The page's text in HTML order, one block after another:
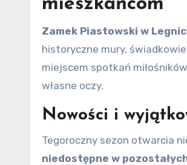
mieszkańcom
Zamek Piastowski w
historyczne mury,
miejscem spotkań
własne oczy.
Nowości i
Tegoroczny sezon otwarcia
niedostępne w